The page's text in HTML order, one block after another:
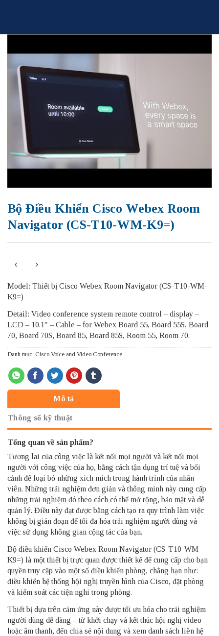
Bộ Điều Khiển Cisco Webex Room
Navigator (CS-T10-WM-K9=)
Model: Thiết bị Cisco Webex Room Navigator (CS-T10-WM-
K9=)
Detail: Video conference system remote control – display –
LCD – 10.1″ – Cable – for Webex Board 55, Board 55S, Board
70, Board 70S, Board 85, Board 85S, Room 55, Room 70.
Danh mục: Cisco Voice and Video Conference
Mô tả
Thông số kỹ thuật
Tổng quan về sản phẩm?
Tương lai của công việc là kết nối mọi người và kết nối mọi
người với công việc của họ, bằng cách tận dụng trí tuệ và bối
cảnh để loại bỏ những xích mích trong hành trình của nhân
viên. Những trải nghiệm đơn giản và thông minh này cung cấp
những trải nghiệm đó theo cách có thể mở rộng, bảo mật và dễ
quản lý. Điều này đạt được bằng cách tạo ra quy trình làm việc
không bị gián đoạn để tối đa hóa trải nghiệm người dùng và
việc sử dụng không gian cộng tác của bạn.
Bộ điều khiển Cisco Webex Room Navigator (CS-T10-WM-
K9=) là một thiết bị trực quan được thiết kế để cung cấp cho bạn
quyền truy cập vào một số điều khiển phòng, chẳng hạn như:
điều khiển hệ thống hội nghị truyền hình của Cisco, đặt phòng
và kiểm soát các tiện nghi trong phòng.
Thiết bị dựa trên cảm ứng này được tối ưu hóa cho trải nghiệm
người dùng dễ dàng – từ khởi chạy và kết thúc hội nghị video
hoặc âm thanh, đến chia sẻ nội dung và xem danh sách liên hệ